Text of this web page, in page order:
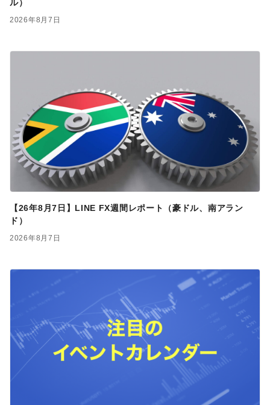
ル）
2026年8月7日
【26年8月7日】LINE FX週間レポート（豪ドル、南アラン
ド）
2026年8月7日